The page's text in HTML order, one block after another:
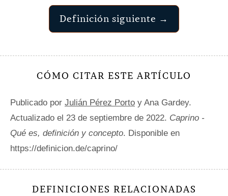
Definición siguiente →
CÓMO CITAR ESTE ARTÍCULO
Publicado por Julián Pérez Porto y Ana Gardey.
Actualizado el 23 de septiembre de 2022. Caprino -
Qué es, definición y concepto. Disponible en
https://definicion.de/caprino/
DEFINICIONES RELACIONADAS